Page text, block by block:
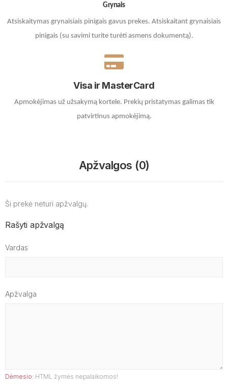
Grynais
Atsiskaitymas grynaisiais pinigais gavus prekes. Atsiskaitant grynaisiais
pinigais (su savimi turite turėti asmens dokumentą).
Visa ir MasterCard
Apmokėjimas už užsakymą kortele. Prekių pristatymas galimas tik
patvirtinus apmokėjimą.
Apžvalgos (0)
Ši prekė neturi apžvalgų.
Rašyti apžvalgą
Vardas
Apžvalga
Dėmesio: HTML žymės nepalaikomos!